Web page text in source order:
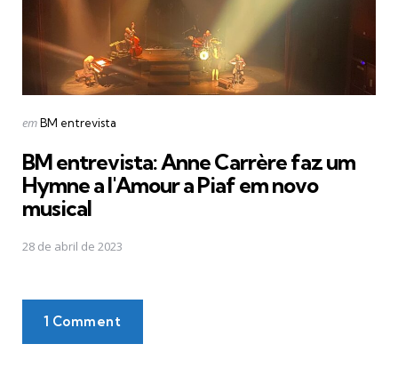
Postado
emBM entrevista
BM entrevista: Anne Carrère faz um
Hymne a l'Amour a Piaf em novo
musical
28 de abril de 2023
1 Comment